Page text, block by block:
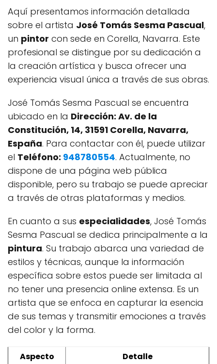
Aquí presentamos información detallada
sobre el artista José Tomás Sesma Pascual,
un pintor con sede en Corella, Navarra. Este
profesional se distingue por su dedicación a
la creación artística y busca ofrecer una
experiencia visual única a través de sus obras.
José Tomás Sesma Pascual se encuentra
ubicado en la Dirección: Av. de la
Constitución, 14, 31591 Corella, Navarra,
España. Para contactar con él, puede utilizar
el Teléfono: 948780554. Actualmente, no
dispone de una página web pública
disponible, pero su trabajo se puede apreciar
a través de otras plataformas y medios.
En cuanto a sus especialidades, José Tomás
Sesma Pascual se dedica principalmente a la
pintura. Su trabajo abarca una variedad de
estilos y técnicas, aunque la información
específica sobre estos puede ser limitada al
no tener una presencia online extensa. Es un
artista que se enfoca en capturar la esencia
de sus temas y transmitir emociones a través
del color y la forma.
Aspecto
Detalle